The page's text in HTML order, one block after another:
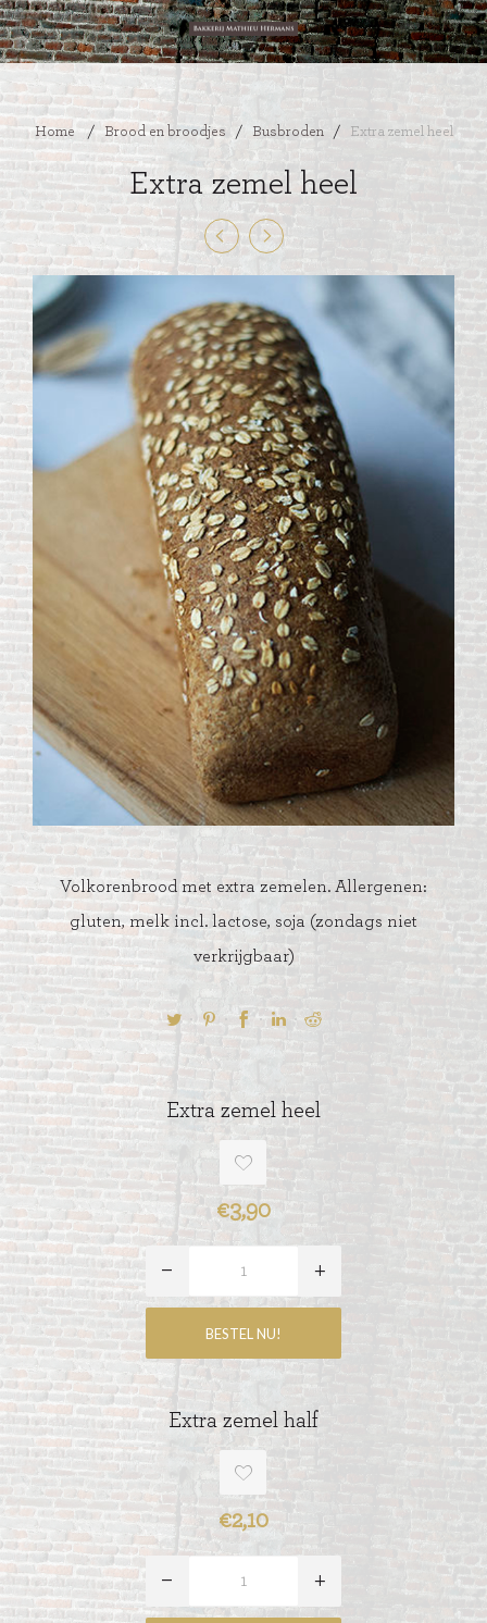
Home / Brood en broodjes / Busbroden / Extra zemel heel
Extra zemel heel
Volkorenbrood met extra zemelen. Allergenen:
gluten, melk incl. lactose, soja (zondags niet
verkrijgbaar)
Extra zemel heel
€3,90
Extra zemel half
€2,10